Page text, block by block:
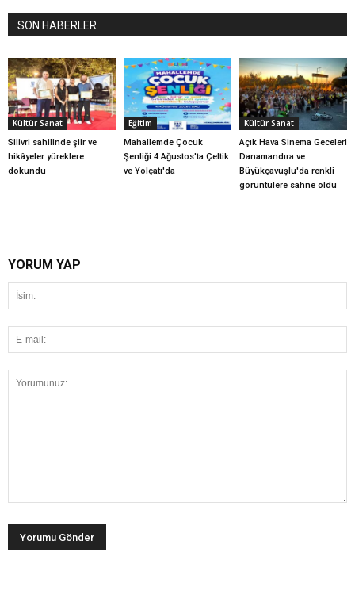
SON HABERLER
Kültür Sanat
Silivri sahilinde şiir ve
hikâyeler yüreklere
dokundu
Eğitim
Mahallemde Çocuk
Şenliği 4 Ağustos'ta Çeltik
ve Yolçatı'da
Kültür Sanat
Açık Hava Sinema Geceleri
Danamandıra ve
Büyükçavuşlu'da renkli
görüntülere sahne oldu
YORUM YAP